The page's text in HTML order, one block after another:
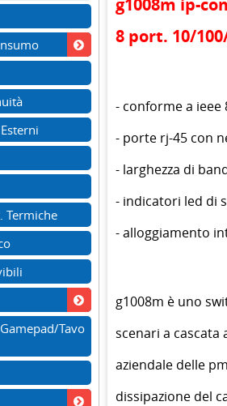
g1008m ip-
8 port. 10/
- conforme a ieee
- porte rj-45 con
- larghezza di
- indicatori led di
- alloggiamento
g1008m è uno
scenari a
aziendale delle
dissipazione del
Termiche
Tavo